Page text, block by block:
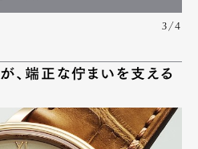
3/4
、端正な佇まいを支える